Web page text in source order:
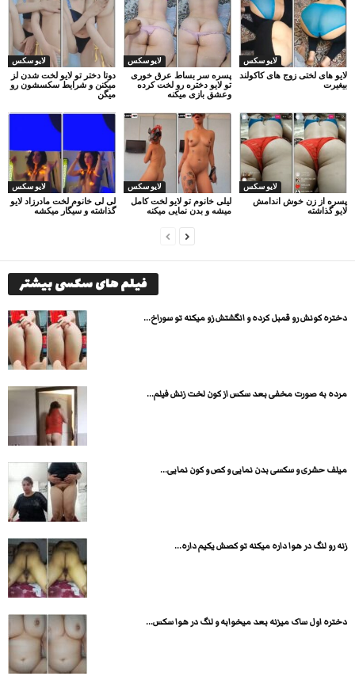
لایو سکس
دوتا دختر تو لایو لخت شدن لز
میکنن و شرایط سکسشون رو
میگن
لایو سکس
پسره سر بساط عرق خوری
تو لایو دختره رو لخت کرده
وعشق بازی میکنه
لایو سکس
لایو های لختی زوج های کاکولند
بیغیرت
لایو سکس
لی لی خانوم لخت مادرزاد لایو
گذاشته و سیگار میکشه
لایو سکس
لیلی خانوم تو لایو لخت کامل
میشه و بدن نمایی میکنه
لایو سکس
پسره از زن خوش اندامش
لایو گذاشته
فیلم های سکسی بیشتر
دختره کونش رو قمبل کرده و انگشتش زو میکنه تو سوراخ...
مرده به صورت مخفی بعد سکس از کون لخت زنش فیلم...
میلف حشری و سکسی بدن نمایی و کص و کون نمایی...
زنه رو لنگ در هوا داره میکنه تو کصش یکیم داره...
دختره اول ساک میزنه بعد میخوابه و لنگ در هوا سکس...